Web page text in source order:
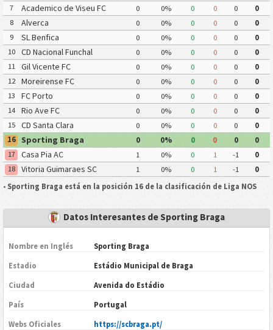
7
Academico de Viseu FC 0 0% 0 0 0
0
8
Alverca 0 0% 0 0 0
0
9
SL Benfica 0 0% 0 0 0
0
10
CD Nacional Funchal 0 0% 0 0 0
0
11
Gil Vicente FC 0 0% 0 0 0
0
12
Moreirense FC 0 0% 0 0 0
0
13
FC Porto 0 0% 0 0 0
0
14
Rio Ave FC 0 0% 0 0 0
0
15
CD Santa Clara 0 0% 0 0 0
0
16
Sporting Braga 0 0% 0 0 0
0
17
Casa Pia AC 1 0% 0 1 -1
0
18
Vitoria Guimaraes SC 1 0% 0 1 -1
0
• Sporting Braga está en la posición 16 de la clasificación de Liga NOS
Datos Interesantes de Sporting Braga
Nombre en Inglés Sporting Braga
Estadio Estádio Municipal de Braga
Ciudad Avenida do Estádio
País Portugal
Webs Oficiales https://scbraga.pt/